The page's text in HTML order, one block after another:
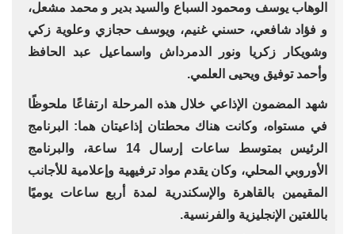
الوهاب يوسف ومحمود السباع والسيد بدير و محمد مشعل،
و فؤاد شافعي، حسني غنيم، ويوسف حجازي وعلوية زكي
وشويكار زكريا ونور الدمرداش واسماعيل عبد الحافظ
وأحمد توفيق ويحيى العلمي.
شهد المضمون الإذاعي خلال هذه المرحلة ارتفاعًا ملحوظًا
في مستواه،‏‏ وكانت هناك محطتان إذاعيتان هما‏‏: البرنامج
الرئيس‏ بمتوسط ساعات إرسال ‏14‏ ساعة،‏ والبرنامج
الأوروبي المحلي، وكان يقدم مواد ترفيهية وإعلامية للأجانب
المقيمين بالقاهرة والإسكندرية لمدة أربع ساعات يوميًا
باللغتين الإنجليزية والفرنسية‏.